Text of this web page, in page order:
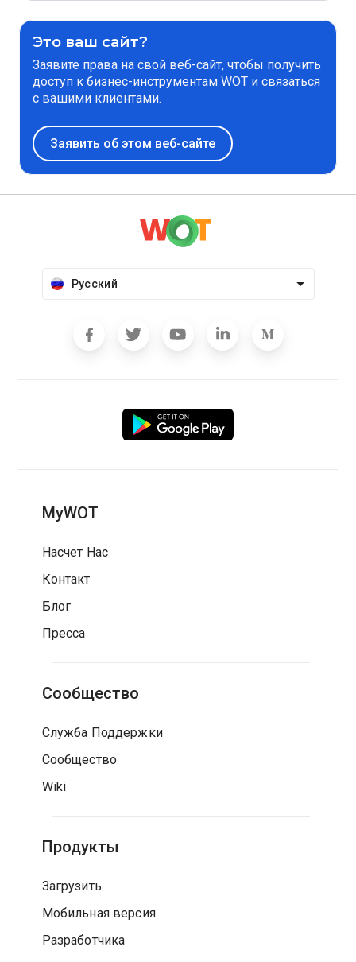
Это ваш сайт?
Заявите права на свой веб-сайт, чтобы получить
доступ к бизнес-инструментам WOT и связаться
с вашими клиентами.
Заявить об этом веб-сайте
Русский
MyWOT
Насчет Нас
Контакт
Блог
Пресса
Сообщество
Служба Поддержки
Сообщество
Wiki
Продукты
Загрузить
Мобильная версия
Разработчика